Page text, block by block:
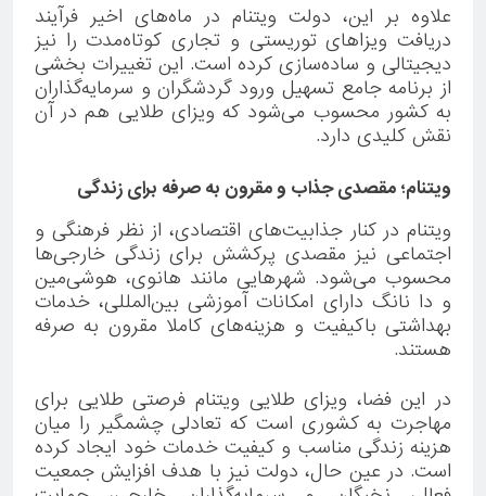
علاوه بر این، دولت ویتنام در ماه‌های اخیر فرآیند
دریافت ویزاهای توریستی و تجاری کوتاه‌مدت را نیز
دیجیتالی و ساده‌سازی کرده است. این تغییرات بخشی
از برنامه جامع تسهیل ورود گردشگران و سرمایه‌گذاران
به کشور محسوب می‌شود که ویزای طلایی هم در آن
نقش کلیدی دارد.
ویتنام؛ مقصدی جذاب و مقرون به صرفه برای زندگی
ویتنام در کنار جذابیت‌های اقتصادی، از نظر فرهنگی و
اجتماعی نیز مقصدی پرکشش برای زندگی خارجی‌ها
محسوب می‌شود. شهرهایی مانند هانوی، هوشی‌مین
و دا نانگ دارای امکانات آموزشی بین‌المللی، خدمات
بهداشتی باکیفیت و هزینه‌های کاملا مقرون به صرفه
هستند.
در این فضا، ویزای طلایی ویتنام فرصتی طلایی برای
مهاجرت به کشوری است که تعادلی چشمگیر را میان
هزینه زندگی مناسب و کیفیت خدمات خود ایجاد کرده
است. در عین حال، دولت نیز با هدف افزایش جمعیت